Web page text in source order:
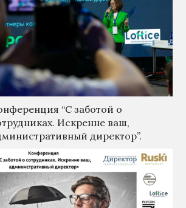
“С заботой о
Искренне ваш,
директор”.